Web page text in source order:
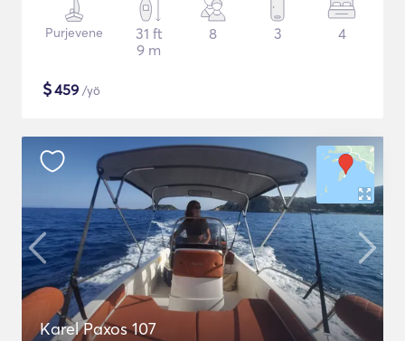
Purjevene
31 ft
9 m
8 3 4
$459 /yö
Karel Paxos 107